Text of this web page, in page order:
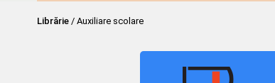
Librărie / Auxiliare scolare